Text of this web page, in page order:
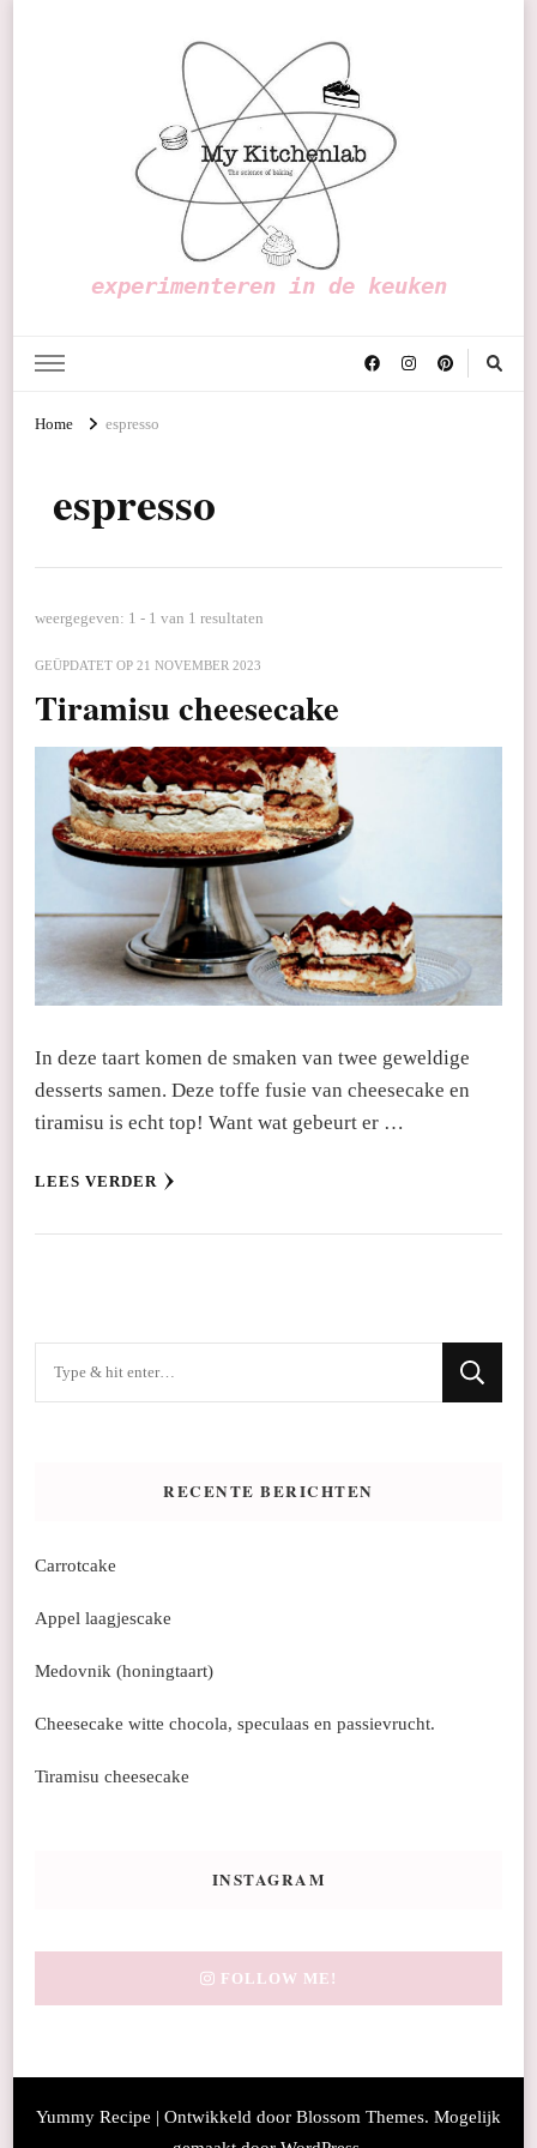
experimenteren in de keuken
Home espresso
espresso
weergegeven: 1 - 1 van 1 resultaten
GEÜPDATET OP 21 NOVEMBER 2023
Tiramisu cheesecake
In deze taart komen de smaken van twee geweldige
desserts samen. Deze toffe fusie van cheesecake en
tiramisu is echt top! Want wat gebeurt er …
LEES VERDER
RECENTE BERICHTEN
Carrotcake
Appel laagjescake
Medovnik (honingtaart)
Cheesecake witte chocola, speculaas en passievrucht.
Tiramisu cheesecake
INSTAGRAM
FOLLOW ME!
Yummy Recipe | Ontwikkeld door Blossom Themes. Mogelijk